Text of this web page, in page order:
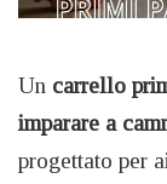
Un carrello
imparare a
progettato per